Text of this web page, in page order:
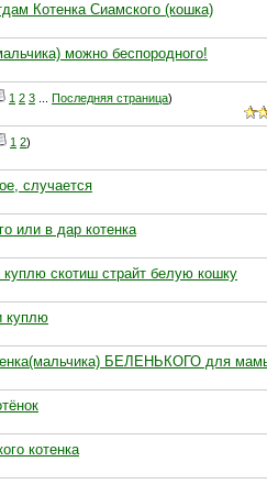
Котенка Сиамского (кошка)
можно беспородного!
1 2 3 Последняя страница)
1 2)
случается
или в дар котенка
скотиш страйт белую кошку
куплю
БЕЛЕНЬКОГО для
котенка